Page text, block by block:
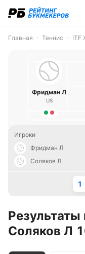
Главная Теннис ITF
Фридман Л
US
Игроки
Фридман Л
Соляков Л
1
Соляков Л